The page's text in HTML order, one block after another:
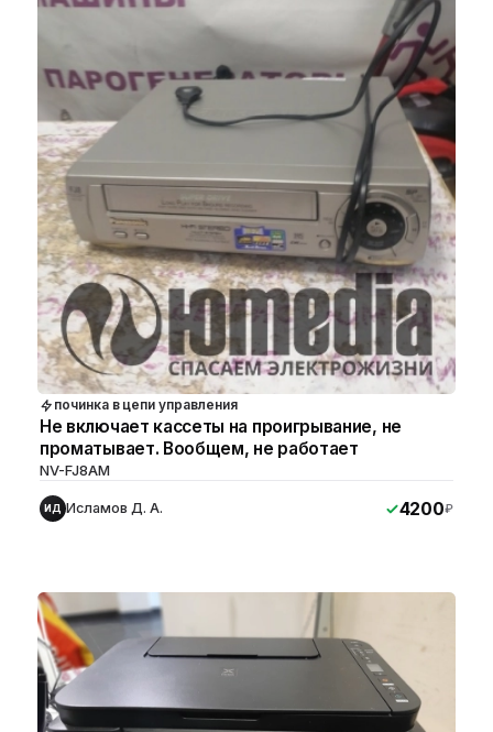
починка в цепи управления
Не включает кассеты на проигрывание, не
проматывает. Вообщем, не работает
NV-FJ8AM
ИД Исламов Д. А. 4200₽